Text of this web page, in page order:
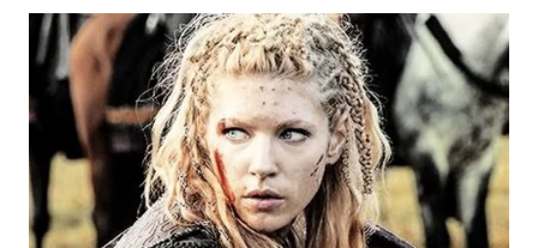
WN
PAKPAK
WN
KARAWANG
WN
BEKASI